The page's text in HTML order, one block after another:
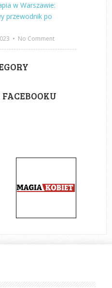
w Warszawie:
przewodnik po
• No Comment